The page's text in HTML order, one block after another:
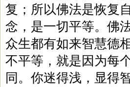
复；所以佛法是恢复
念，是一切平等。佛
众生都有如来智慧德
不平等，就是因为每
同。你迷得浅，显得